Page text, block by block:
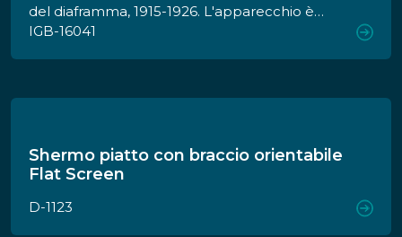
del diaframma, 1915-1926. L'apparecchio è
all'interno di una custodia di pelle stile
IGB-16041
Shermo piatto con braccio orientabile
Flat Screen
D-1123